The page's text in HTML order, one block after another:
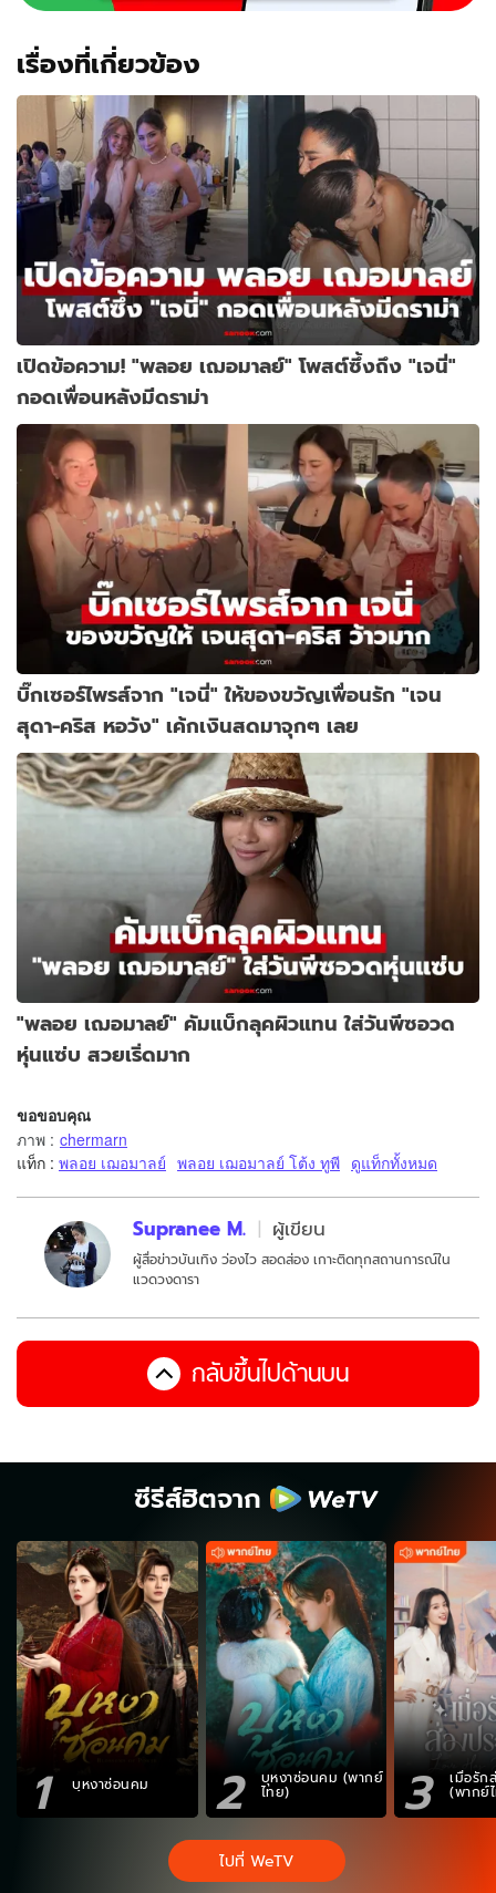
เรื่องที่เกี่ยวข้อง
เปิดข้อความ! "พลอย เฌอมาลย์" โพสต์ซึ้งถึง "เจนี่"
กอดเพื่อนหลังมีดราม่า
บิ๊กเซอร์ไพรส์จาก "เจนี่" ให้ของขวัญเพื่อนรัก "เจน
สุดา-คริส หอวัง" เค้กเงินสดมาจุกๆ เลย
"พลอย เฌอมาลย์" คัมแบ็กลุคผิวแทน ใส่วันพีซอวด
หุ่นแซ่บ สวยเริ่ดมาก
ขอขอบคุณ
ภาพ : chermarn
แท็ก : พลอย เฌอมาลย์ พลอย เฌอมาลย์ โต้ง ทูพี ดูแท็กทั้งหมด
Supranee M. ผู้เขียน
ผู้สื่อข่าวบันเทิง ว่องไว สอดส่อง เกาะติดทุกสถานการณ์ใน
แวดวงดารา
กลับขึ้นไปด้านบน
ซีรีส์ฮิตจาก
1 บุหงาซ่อนคม 2 บุหงาซ่อนคม (พากย์
ไทย) 3 เมื่อรัก
(พากย์
ไปที่ WeTV